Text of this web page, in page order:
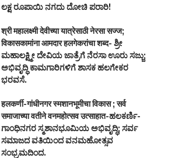
ಲಕ್ಷ ರೂಪಾಯಿ ನಗದು ದೋಚಿ ಪರಾರಿ!
श्री महालक्ष्मी देवीच्या यात्रेसाठी नेरसा सज्ज;
विकासकामांना आमदार हलगेकरांचा शब्द- ಶ್ರೀ
ಮಹಾಲಕ್ಷ್ಮೀ ದೇವಿಯ ಜಾತ್ರೆಗೆ ನೆರಸಾ ಊರು ಸಜ್ಜು;
ಅಭಿವೃದ್ಧಿ ಕಾಮಗಾರಿಗಳಿಗೆ ಶಾಸಕ ಹಲಗೇಕರ
ಭರವಸೆ.
हलकर्णी-गांधीनगर स्मशानभूमीचा विकास ; सर्व
समाजाच्या वतीने वनमहोत्सव उत्साहात-ಹಲಕರ್ಣಿ-
ಗಾಂಧಿನಗರ ಸ್ಮಶಾನಭೂಮಿಯ ಅಭಿವೃದ್ಧಿ; ಸರ್ವ
ಸಮಾಜದ ವತಿಯಿಂದ ವನಮಹೋತ್ಸವ
ಸಂಭ್ರಮದಿಂದ.